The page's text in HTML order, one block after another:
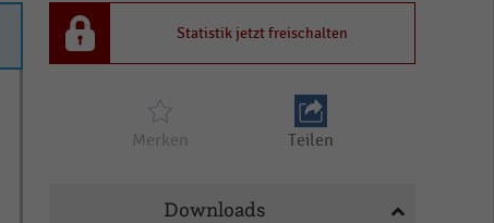
Statistik jetzt freischalten
Merken Teilen
Downloads